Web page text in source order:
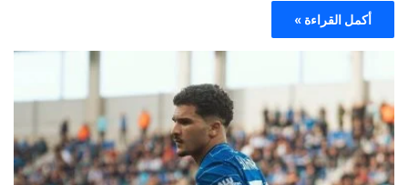
أكمل القراءة »